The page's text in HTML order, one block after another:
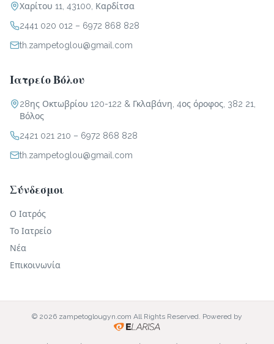
Χαρίτου 11, 43100, Καρδίτσα
2441 020 012 – 6972 868 828
th.zampetoglou@gmail.com
Ιατρείο Βόλου
28ης Οκτωβρίου 120-122 & Γκλαβάνη, 4ος όροφος, 382 21,
Βόλος
2421 021 210 – 6972 868 828
th.zampetoglou@gmail.com
Σύνδεσμοι
Ο Ιατρός
Το Ιατρείο
Νέα
Επικοινωνία
© 2026 zampetoglougyn.com All Rights Reserved. Powered by